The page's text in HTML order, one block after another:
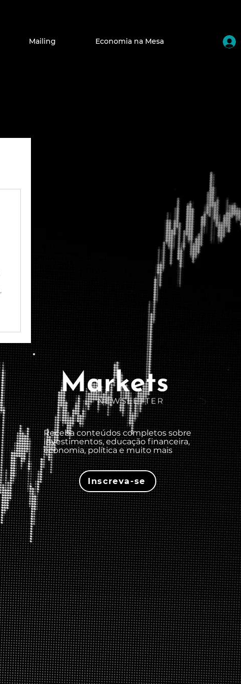
Mailing Economia na Mesa
Receba conteúdos completos sobre
investimentos, educação financeira,
economia, política e muito mais
Inscreva-se